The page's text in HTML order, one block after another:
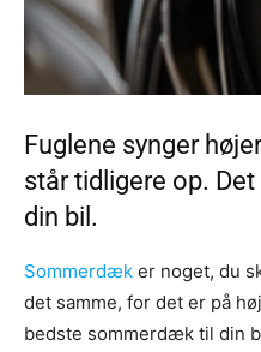
Fuglene synger
står tidligere op.
din bil.
Sommerdæk er noget, du
det samme, for det er på
bedste sommerdæk til din